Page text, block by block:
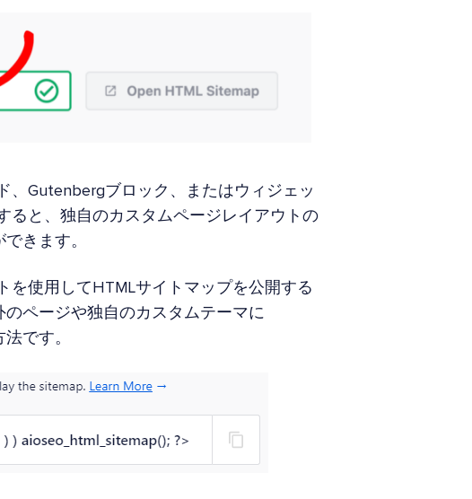
、Gutenbergブロック、またはウィジェッ
ると、独自のカスタムページレイアウトの
きます。
を使用してHTMLサイトマップを公開する
ページや独自のカスタムテーマに
です。